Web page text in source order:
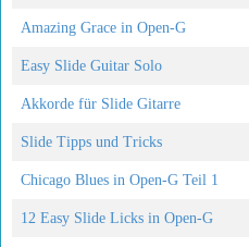
Amazing Grace in Open-G
Easy Slide Guitar Solo
Akkorde für Slide Gitarre
Slide Tipps und Tricks
Chicago Blues in Open-G Teil 1
12 Easy Slide Licks in Open-G